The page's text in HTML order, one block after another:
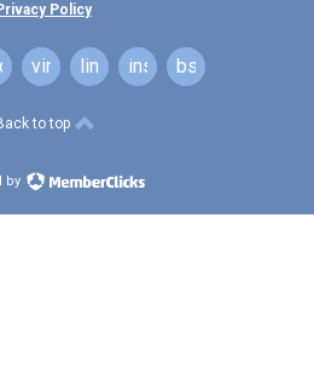
Policy
vimeo linkedininstagram
bsky
to top
by